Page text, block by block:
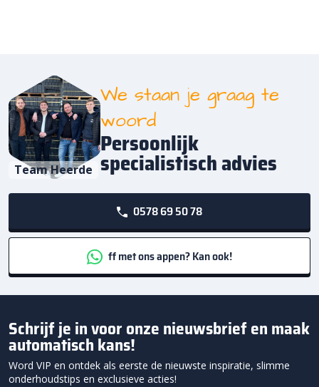
Team Heerde
We staan je graag te
woord
Persoonlijk
specialistisch advies
0578 69 50 78
ff met ons appen? Kan ook!
Schrijf je in voor onze nieuwsbrief en maak
automatisch kans!
Word VIP en ontdek als eerste de nieuwste inspiratie, slimme
onderhoudstips en exclusieve acties!